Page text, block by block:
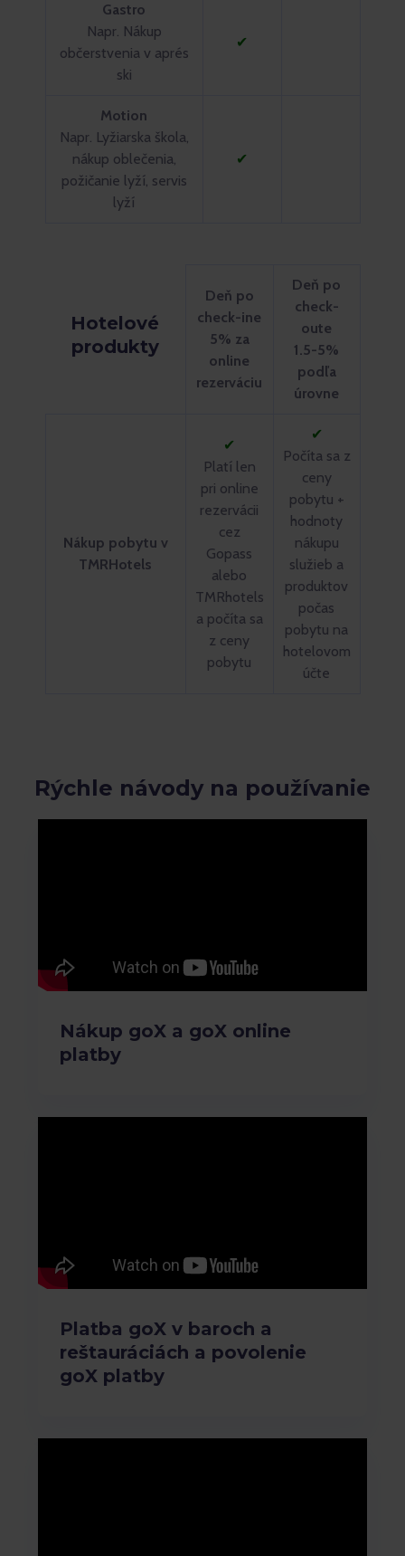
Gastro
Napr. Nákup
občerstvenia v aprés
ski
✔
Motion
Napr. Lyžiarska škola,
nákup oblečenia,
požičanie lyží, servis
lyží
✔
Hotelové
produkty
Deň po
check-ine
5% za
online
rezerváciu
Deň po
check-
oute
1.5-5%
podľa
úrovne
Nákup pobytu v
TMRHotels
✔
Platí len
pri online
rezervácii
cez
Gopass
alebo
TMRhotels
a počíta sa
z ceny
pobytu
✔
Počíta sa z
ceny
pobytu +
hodnoty
nákupu
služieb a
produktov
počas
pobytu na
hotelovom
účte
Rýchle návody na používanie
Nákup goX a goX online
platby
Platba goX v baroch a
reštauráciách a povolenie
goX platby